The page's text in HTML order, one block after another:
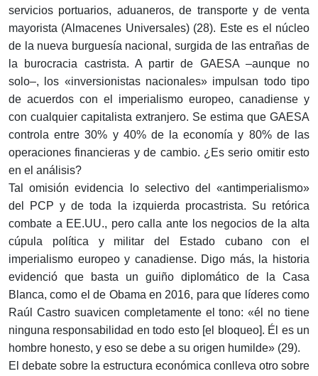
servicios portuarios, aduaneros, de transporte y de venta
mayorista (Almacenes Universales) (28). Este es el núcleo
de la nueva burguesía nacional, surgida de las entrañas de
la burocracia castrista. A partir de GAESA –aunque no
solo–, los «inversionistas nacionales» impulsan todo tipo
de acuerdos con el imperialismo europeo, canadiense y
con cualquier capitalista extranjero. Se estima que GAESA
controla entre 30% y 40% de la economía y 80% de las
operaciones financieras y de cambio. ¿Es serio omitir esto
en el análisis?
Tal omisión evidencia lo selectivo del «antimperialismo»
del PCP y de toda la izquierda procastrista. Su retórica
combate a EE.UU., pero calla ante los negocios de la alta
cúpula política y militar del Estado cubano con el
imperialismo europeo y canadiense. Digo más, la historia
evidenció que basta un guiño diplomático de la Casa
Blanca, como el de Obama en 2016, para que líderes como
Raúl Castro suavicen completamente el tono: «él no tiene
ninguna responsabilidad en todo esto [el bloqueo]. Él es un
hombre honesto, y eso se debe a su origen humilde» (29).
El debate sobre la estructura económica conlleva otro sobre